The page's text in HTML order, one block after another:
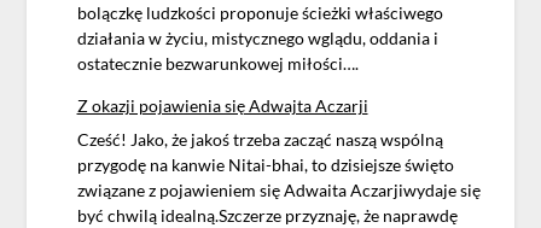
bolączkę ludzkości proponuje ścieżki właściwego
działania w życiu, mistycznego wglądu, oddania i
ostatecznie bezwarunkowej miłości….
Z okazji pojawienia się Adwajta Aczarji
Cześć! Jako, że jakoś trzeba zacząć naszą wspólną
przygodę na kanwie Nitai-bhai, to dzisiejsze święto
związane z pojawieniem się Adwaita Aczarjiwydaje się
być chwilą idealną.Szczerze przyznaję, że naprawdę